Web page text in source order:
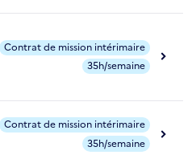
Contrat de mission intérimaire
35h/semaine
Contrat de mission intérimaire
35h/semaine